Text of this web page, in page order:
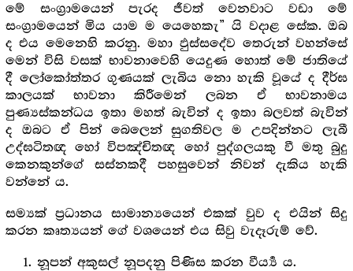
මේ සංග්‍රාමයෙන් පැරද ජීවත් වෙනවාට වඩා මේ
සංග්‍රාමයෙන් මිය යාම ම යෙහෙකැ” යි වදාළ සේක. ඔබ
ද එය මෙනෙහි කරනු. මහා ඵුස්සදේව තෙරුන් වහන්සේ
මෙන් විසි වසක් භාවනාවෙහි යෙදුණ හොත් මේ ජාතියේ
දී ලෝකෝත්තර ගුණයක් ලැබිය නො හැකි වූයේ ද දීර්ඝ
කාලයක් භාවනා කිරීමෙන් ලබන ඒ භාවනාමය
පුණ්‍යස්කන්ධය ඉතා මහත් බැවින් ද ඉතා බලවත් බැවින්
ද ඔබට ඒ පින් බෙලෙන් සුගතිවල ම උපදින්නට ලැබී
උද්ඝටිතඥ හෝ විපඤ්චිතඥ හෝ පුද්ගලයකු වී මතු බුදු
කෙනකුන්ගේ සස්නකදී පහසුවෙන් නිවන් දැකිය හැකි
වන්නේ ය.
සම්‍යක් ප්‍ර‍ධානය සාමාන්‍යයෙන් එකක් වුව ද එයින් සිදු
කරන කෘත්‍යයන් ගේ වශයෙන් එය සිවු වැදෑරුම් වේ.
නූපන් අකුසල් නූපදනු පිණිස කරන වීර්‍ය්‍ය ය.